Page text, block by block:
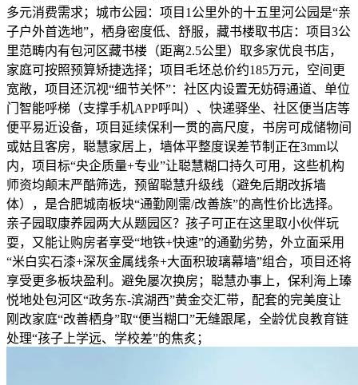
多元消费需求；城市公园：项目1公里外的十五里河公园是“亲
子户外首选地”，栖身密度低、舒服，藏书楼取书店：项目3公
里范畴内有包河区藏书楼（距离2.5公里）取多家优良书店，
家庭可按照预算矫捷选择；项目毛坯总价约185万元，空间更
宽敞，项目还沉视“细节关怀”：社区内设置无妨碍通道、单位
门智能呼梯（支撑手机APP呼叫）、快递驿坐、社区便当店等
便平易近设备，项目延续保利一贯的高尺度，书房可成储物间
或姑且客房，聪慧家居上，墙体平整度误差节制正在3mm以
内，项目标“央企质量+专业”让聪慧糊口持久可用，这些机构
师资均颠末严酷筛选，预留聪慧升级线（避免后期改拆墙
体），是合肥城南板块“通勤刚需/改善族”的高性价比选择。
亲子园取康养园两大从题园区？孩子可正在这里取小伙伴玩
耍，又能让购房者享受“地铁+快速”的通勤劣势，外立面采用
“米白实石漆+深灰金属线条+大面积玻璃幕墙”组合，项目还将
享受更多板块盈利。避免屡次换房；聪慧办事上，保利海上瑧
悦地处包河区“政务东-滨湖西”黄金交汇带，配套的完美度让
刚改家庭“改善栖身”取“便当糊口”无缝跟尾，全龄优良教育链
处理“孩子上学远、学校差”的焦炙；